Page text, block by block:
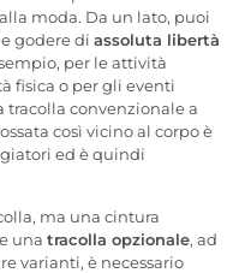
moda. Da un lato, puoi
godere di assoluta libertà
per le attività
fisica o per gli eventi
tracolla convenzionale a
così vicino al corpo è
ed è quindi
ma una cintura
una tracolla opzionale, ad
varianti, è necessario